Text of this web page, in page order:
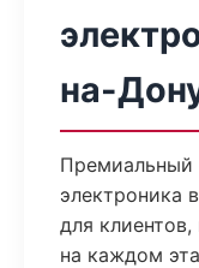
на-
Премиальный
электроника
для
на каждом